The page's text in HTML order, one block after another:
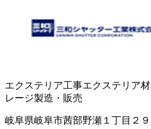
エクステリア工事エクステリア材
レージ製造・販売
岐阜県岐阜市茜部野瀬１丁目２９